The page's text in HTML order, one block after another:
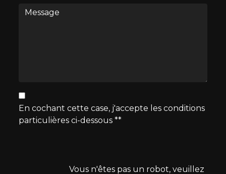
En cochant cette case, j'accepte les conditions
particulières ci-dessous **
Vous n'êtes pas un robot, veuillez